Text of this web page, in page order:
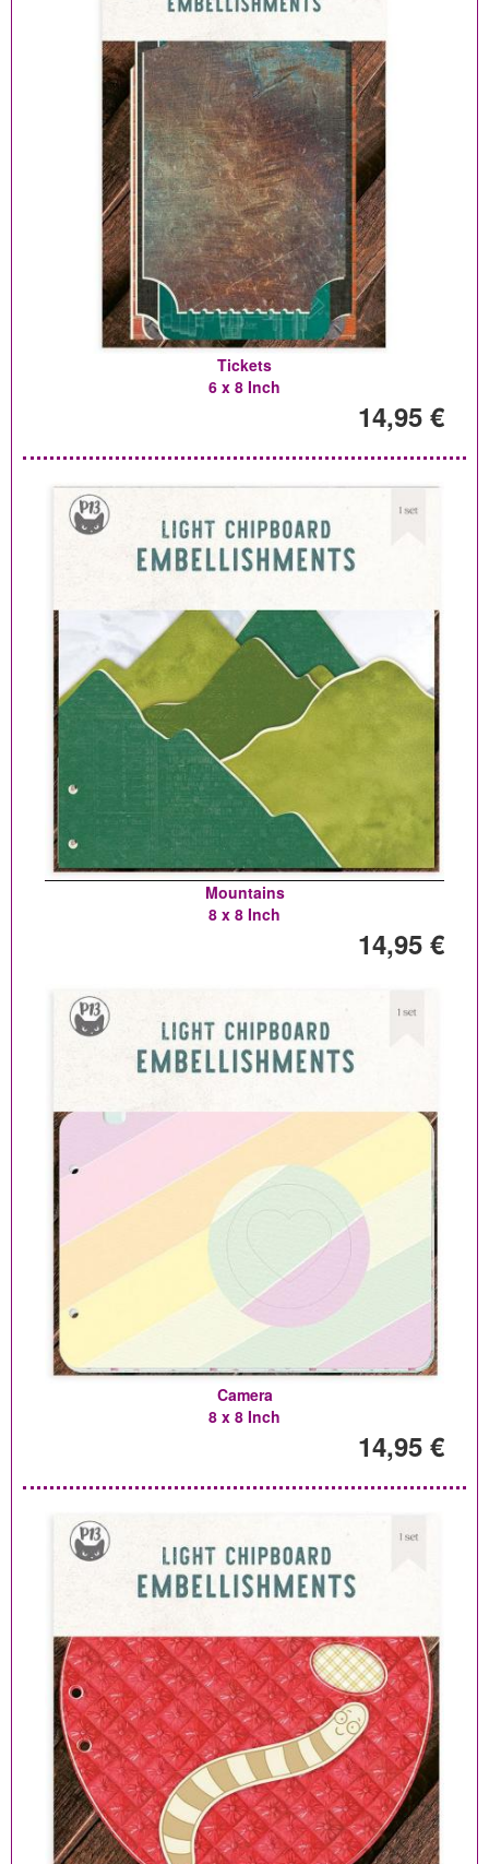
Tickets
6 x 8 Inch
14,95 €
Mountains
8 x 8 Inch
14,95 €
Camera
8 x 8 Inch
14,95 €